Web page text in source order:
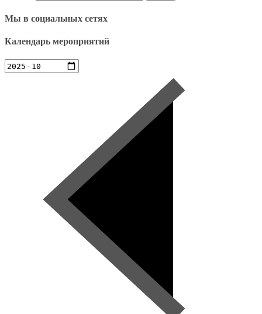
Мы в социальных сетях
Календарь мероприятий